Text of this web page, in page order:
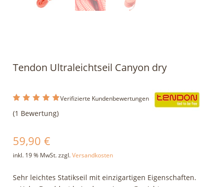
Tendon Ultraleichtseil Canyon dry
mit5.00
Kundenb
Verifizierte Kundenbewertungen
(1 Bewertung)
59,90€
inkl. 19 % MwSt.zzgl.Versandkosten
Sehr leichtes Statikseil mit einzigartigen Eigenschaften.